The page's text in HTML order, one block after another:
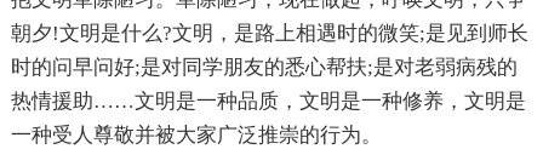
朝夕!文明是什么?文明，是路上相遇时的微笑;是见到师长
时的问早问好;是对同学朋友的悉心帮扶;是对老弱病残的
热情援助……文明是一种品质，文明是一种修养，文明是
一种受人尊敬并被大家广泛推崇的行为。